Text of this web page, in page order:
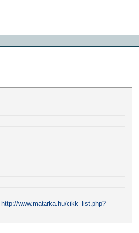
http://www.matarka.hu/cikk_list.php?